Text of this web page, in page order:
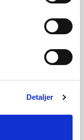
Detaljer